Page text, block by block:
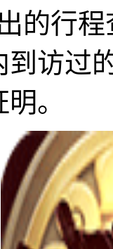
的行
到访过
。